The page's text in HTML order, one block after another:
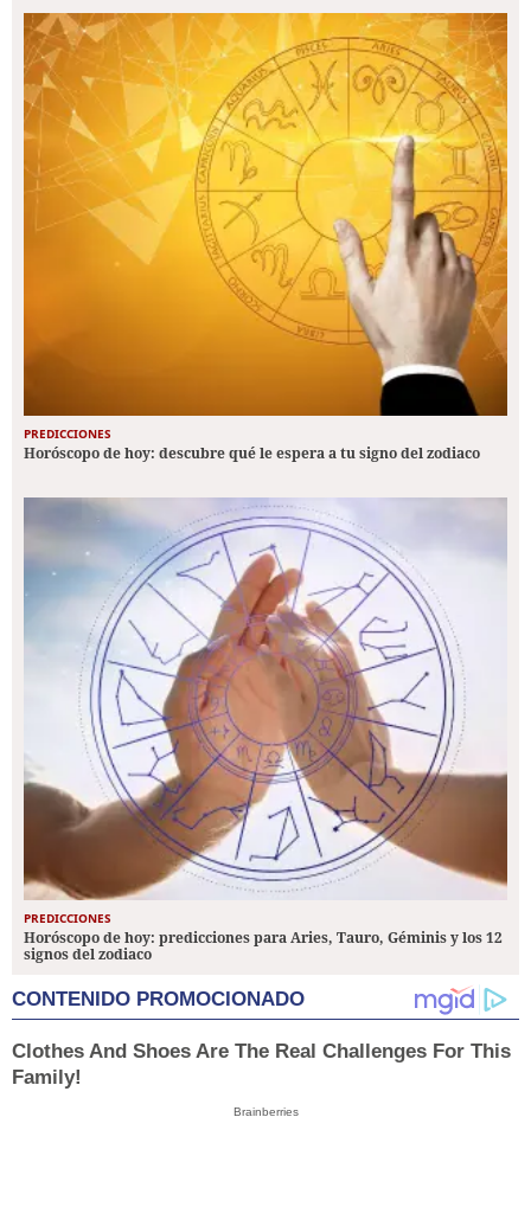
PREDICCIONES
Horóscopo de hoy: descubre qué le espera a tu signo del zodiaco
PREDICCIONES
Horóscopo de hoy: predicciones para Aries, Tauro, Géminis y los 12
signos del zodiaco
CONTENIDO PROMOCIONADO
Clothes And Shoes Are The Real Challenges For This
Family!
Brainberries